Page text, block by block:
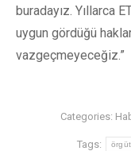
buradayız. Yıllarca
uygun gördüğü
vazgeçmeyeceğiz.”
Categories:
Tags: